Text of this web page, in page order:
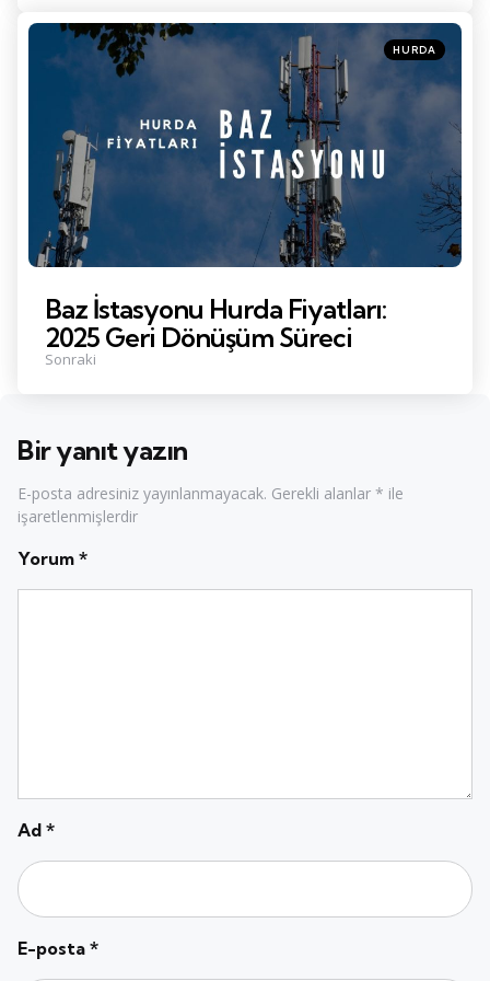
Posted
in
HURDA
Baz İstasyonu Hurda Fiyatları:
2025 Geri Dönüşüm Süreci
Sonraki
Bir yanıt yazın
E-posta adresiniz yayınlanmayacak. Gerekli alanlar * ile
işaretlenmişlerdir
Yorum *
Ad *
E-posta *